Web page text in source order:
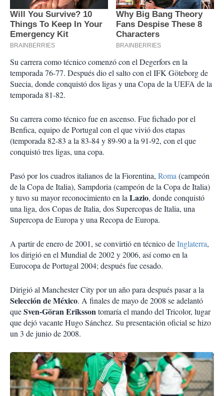
Su carrera como técnico comenzó con el Degerfors en la
temporada 76-77. Después dio el salto con el IFK Göteborg de
Suecia, donde conquistó dos ligas y una Copa de la UEFA de la
temporada 81-82.
Su carrera como técnico fue en ascenso. Fue fichado por el
Benfica, equipo de Portugal con el que vivió dos etapas
(temporada 82-83 a la 83-84 y 89-90 a la 91-92, con el que
conquistó tres ligas, una copa.
Pasó por los cuadros italianos de la Fiorentina, Roma(campeón
de la Copa de Italia), Sampdoria (campeón de la Copa de Italia)
y tuvo su mayor reconocimiento en laLazio, donde conquistó
una liga, dos Copas de Italia, dos Supercopas de Italia, una
Supercopa de Europa y una Recopa de Europa.
A partir de enero de 2001, se convirtió en técnico deInglaterra,
los dirigió en el Mundial de 2002 y 2006, así como en la
Eurocopa de Portugal 2004; después fue cesado.
Dirigió al Manchester City por un año para después pasar a la
Selección de México. A finales de mayo de 2008 se adelantó
queSven-Göran Erikssontomaría el mando del Tricolor, lugar
que dejó vacante Hugo Sánchez. Su presentación oficial se hizo
un 3 de junio de 2008.